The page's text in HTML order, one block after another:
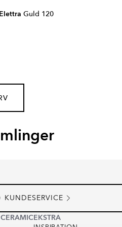
Elettra Guld 120
KUNDESERVICE
EKSTRA